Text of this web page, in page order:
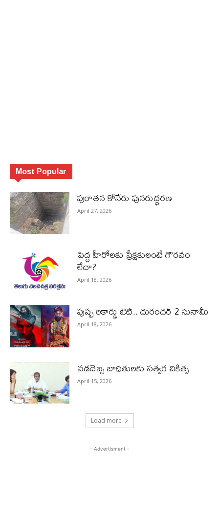
Most Popular
పురాత‌న కోనేరు పున‌రుద్ధ‌ర‌ణ
April 27, 2026
పెద్ద హీరోల‌కు ప్రేక్ష‌కులంటే గౌర‌వం
లేదా?
April 18, 2026
పుష్ప రికార్డు ఔట్‌.. దురంధ‌ర్ 2 సునామీ
April 18, 2026
వడదెబ్బ బాధితులకు సత్వర చికిత్స
April 15, 2026
Load more
- Advertisment -